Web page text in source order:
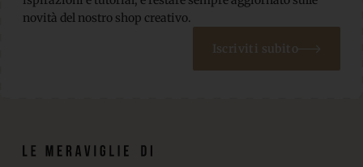
novità del nostro shop creativo.
Iscriviti subito